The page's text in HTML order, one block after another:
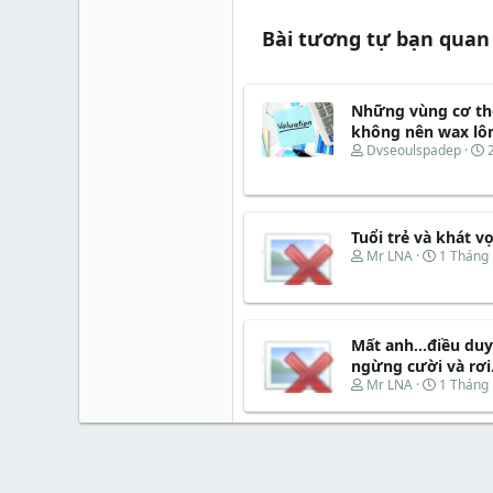
Bài tương tự bạn
Những vùng cơ
không nên wax
T
e
d
s
r
e
r
Dvseoulspadep
N
y
ắ
t
u
Tuổi trẻ và khát
T
e
d
s
t
a
r
t
Mr LNA
N
y
ắ
t
đ
ầ
u
1 Tháng
Mất anh...điều
ngừng cười và
T
r
Mr LNA
N
à
1 Tháng